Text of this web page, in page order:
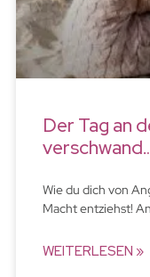
Der Tag an
Wie du dich von
Macht entziehst!
WEITERLESEN »